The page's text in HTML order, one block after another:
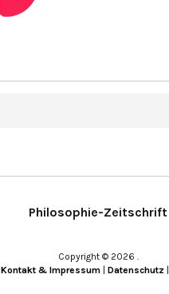
Philosophie-Zeitschrift
Copyright © 2026
Kontakt & Impressum | Datenschutz |